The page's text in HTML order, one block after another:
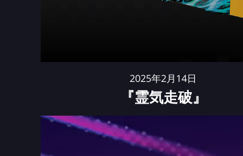
2025年2月14日
『霊気走破』